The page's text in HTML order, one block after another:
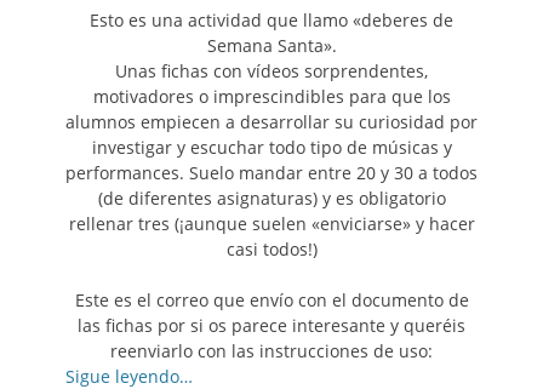
Esto es una actividad que llamo «deberes de
Semana Santa».
Unas fichas con vídeos sorprendentes,
motivadores o imprescindibles para que los
alumnos empiecen a desarrollar su curiosidad por
investigar y escuchar todo tipo de músicas y
performances. Suelo mandar entre 20 y 30 a todos
(de diferentes asignaturas) y es obligatorio
rellenar tres (¡aunque suelen «enviciarse» y hacer
casi todos!)
Este es el correo que envío con el documento de
las fichas por si os parece interesante y queréis
reenviarlo con las instrucciones de uso:
Sigue leyendo…